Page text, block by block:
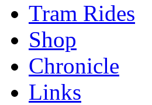
Tram Rides
Shop
Chronicle
Links